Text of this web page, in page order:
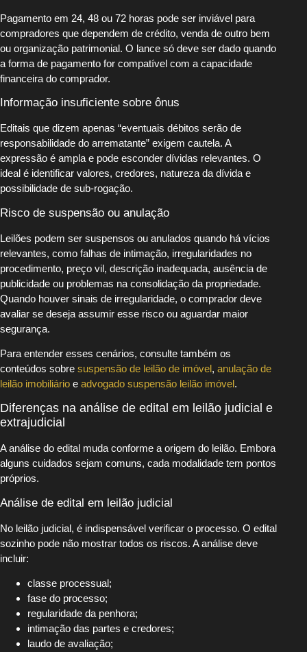
Pagamento em 24, 48 ou 72 horas pode ser inviável para
compradores que dependem de crédito, venda de outro bem
ou organização patrimonial. O lance só deve ser dado quando
a forma de pagamento for compatível com a capacidade
financeira do comprador.
Informação insuficiente sobre ônus
Editais que dizem apenas “eventuais débitos serão de
responsabilidade do arrematante” exigem cautela. A
expressão é ampla e pode esconder dívidas relevantes. O
ideal é identificar valores, credores, natureza da dívida e
possibilidade de sub-rogação.
Risco de suspensão ou anulação
Leilões podem ser suspensos ou anulados quando há vícios
relevantes, como falhas de intimação, irregularidades no
procedimento, preço vil, descrição inadequada, ausência de
publicidade ou problemas na consolidação da propriedade.
Quando houver sinais de irregularidade, o comprador deve
avaliar se deseja assumir esse risco ou aguardar maior
segurança.
Para entender esses cenários, consulte também os
conteúdos sobre suspensão de leilão de imóvel, anulação de
leilão imobiliário e advogado suspensão leilão imóvel.
Diferenças na análise de edital em leilão judicial e
extrajudicial
A análise do edital muda conforme a origem do leilão. Embora
alguns cuidados sejam comuns, cada modalidade tem pontos
próprios.
Análise de edital em leilão judicial
No leilão judicial, é indispensável verificar o processo. O edital
sozinho pode não mostrar todos os riscos. A análise deve
incluir:
classe processual;
fase do processo;
regularidade da penhora;
intimação das partes e credores;
laudo de avaliação;